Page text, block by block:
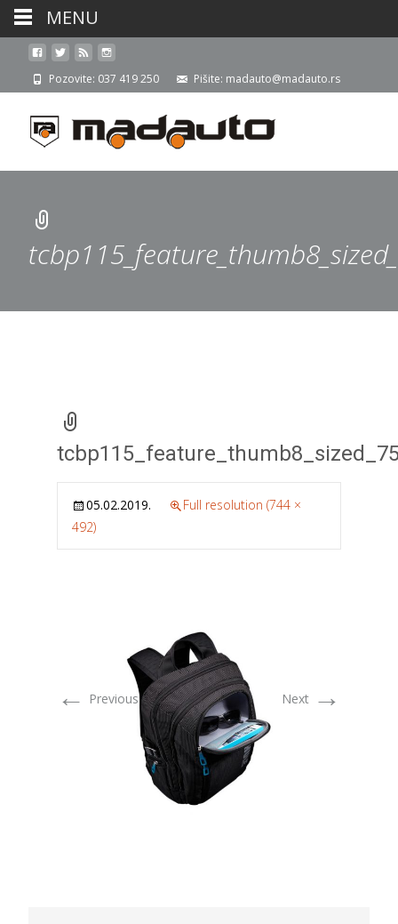
Pozovite: 037 419 250 Pišite: madauto@madauto.rs
05.02.2019.
Full resolution (744 ×
492)
← Previous Next →
MENU